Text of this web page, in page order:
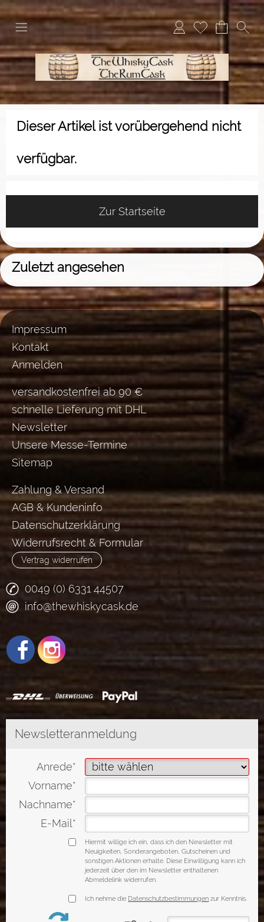
Dieser Artikel ist vorübergehend nicht
verfügbar.
Zur Startseite
Zuletzt angesehen
Impressum
Kontakt
Anmelden
versandkostenfrei ab 90 €
schnelle Lieferung mit DHL
Newsletter
Unsere Messe-Termine
Sitemap
Zahlung & Versand
AGB & Kundeninfo
Datenschutzerklärung
Widerrufsrecht & Formular
Vertrag widerrufen
0049 (0) 6331 44507
info@thewhiskycask.de